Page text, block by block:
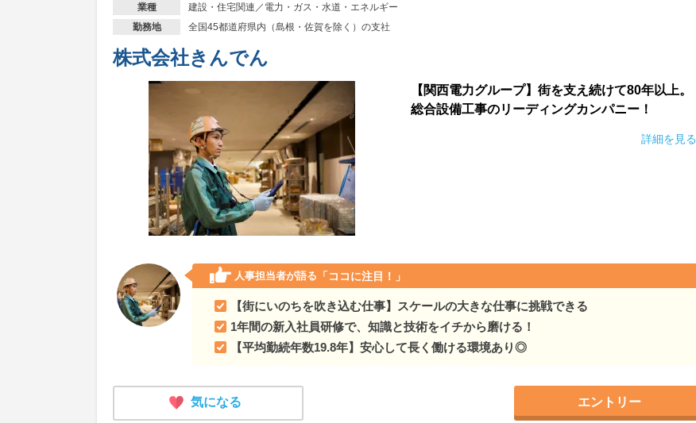
業種 建設・住宅関連／電力・ガス・水道・エネルギー
勤務地 全国45都道府県内（島根・佐賀を除く）の支社
株式会社きんでん
【関西電力グループ】街を支え続けて80年以上。
総合設備工事のリーディングカンパニー！
詳細を見る
人事担当者が語る 「ココに注目！」
【街にいのちを吹き込む仕事】スケールの大きな仕事に挑戦できる
1年間の新入社員研修で、知識と技術をイチから磨ける！
【平均勤続年数19.8年】安心して長く働ける環境あり◎
気になる エントリー